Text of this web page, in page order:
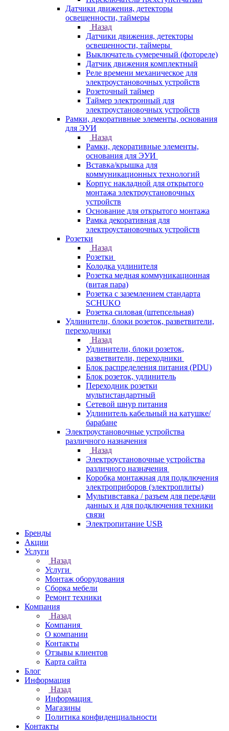
Датчики движения, детекторы
освещенности, таймеры
Назад
Датчики движения, детекторы
освещенности, таймеры
Выключатель сумеречный (фотореле)
Датчик движения комплектный
Реле времени механическое для
электроустановочных устройств
Розеточный таймер
Таймер электронный для
электроустановочных устройств
Рамки, декоративные элементы, основания
для ЭУИ
Назад
Рамки, декоративные элементы,
основания для ЭУИ
Вставка/крышка для
коммуникационных технологий
Корпус накладной для открытого
монтажа электроустановочных
устройств
Основание для открытого монтажа
Рамка декоративная для
электроустановочных устройств
Розетки
Назад
Розетки
Колодка удлинителя
Розетка медная коммуникационная
(витая пара)
Розетка с заземлением стандарта
SCHUKO
Розетка силовая (штепсельная)
Удлинители, блоки розеток, разветвители,
переходники
Назад
Удлинители, блоки розеток,
разветвители, переходники
Блок распределения питания (PDU)
Блок розеток, удлинитель
Переходник розетки
мультистандартный
Сетевой шнур питания
Удлинитель кабельный на катушке/
барабане
Электроустановочные устройства
различного назначения
Назад
Электроустановочные устройства
различного назначения
Коробка монтажная для подключения
электроприборов (электроплиты)
Мультивставка / разъем для передачи
данных и для подключения техники
связи
Электропитание USB
Бренды
Акции
Услуги
Назад
Услуги
Монтаж оборудования
Сборка мебели
Ремонт техники
Компания
Назад
Компания
О компании
Контакты
Отзывы клиентов
Карта сайта
Блог
Информация
Назад
Информация
Магазины
Политика конфиденциальности
Контакты